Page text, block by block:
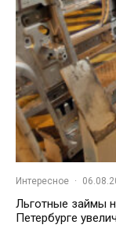
Интересное ·
Льготные займы
Петербурге